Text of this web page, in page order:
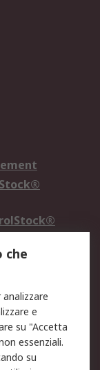
Privacy -
generali di
che
e
su "Accetta
essenziali.
su